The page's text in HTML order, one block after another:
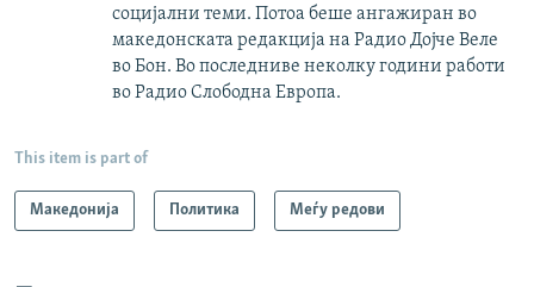
социјални теми. Потоа беше ангажиран во
македонската редакција на Радио Дојче Веле
во Бон. Во последниве неколку години работи
во Радио Слободна Европа.
This item is part of
Македонија Политика Меѓу редови